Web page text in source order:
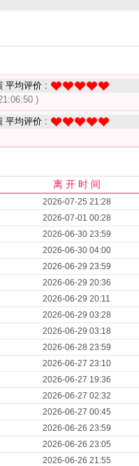
平均评价 :
)
平均评价 :
离 开 时 间
2026-07-25 21:28
2026-07-01 00:28
2026-06-30 23:59
2026-06-30 04:00
2026-06-29 23:59
2026-06-29 20:36
2026-06-29 20:11
2026-06-29 03:28
2026-06-29 03:18
2026-06-28 23:59
2026-06-27 23:10
2026-06-27 19:36
2026-06-27 02:32
2026-06-27 00:45
2026-06-26 23:59
2026-06-26 23:05
2026-06-26 21:55